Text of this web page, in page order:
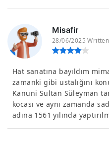
Misafir
28/06/2025
Hat sanatına bayıldım
zamanki gibi ustalığını
Kanuni Sultan Süleyman
kocası ve aynı zamanda
adına 1561 yılında